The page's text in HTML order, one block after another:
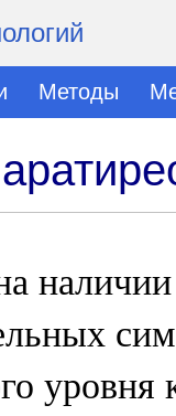
Методы
уровня